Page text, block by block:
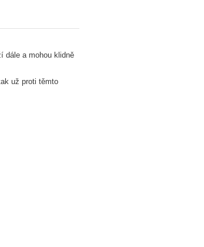
dále a mohou klidně
už proti těmto